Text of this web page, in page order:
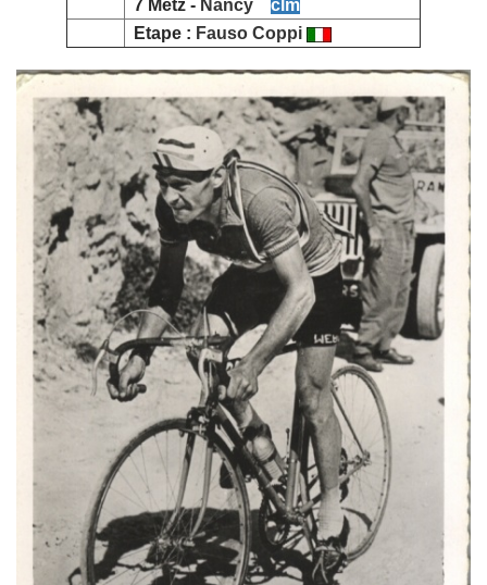
7 Metz - Nancy
clm
Etape : Fauso Coppi